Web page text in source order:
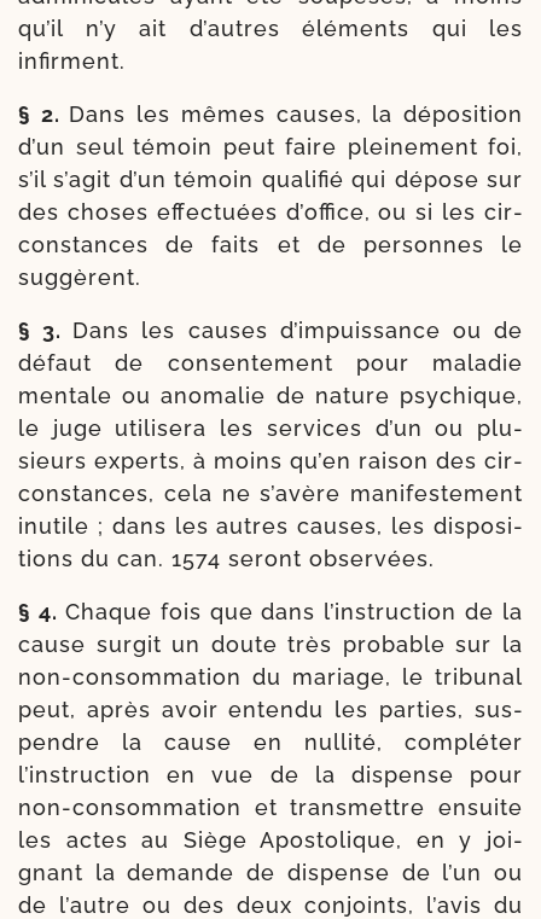
qu’il n’y ait d’autres élé­ments qui les
infirment.
§ 2. Dans les mêmes causes, la dépo­si­tion
d’un seul témoin peut faire plei­ne­ment foi,
s’il s’agit d’un témoin qua­li­fié qui dépose sur
des choses effec­tuées d’of­fice, ou si les cir­
cons­tances de faits et de per­sonnes le
suggèrent.
§ 3. Dans les causes d’impuissance ou de
défaut de consen­te­ment pour mala­die
men­tale ou ano­ma­lie de nature psy­chique,
le juge uti­li­se­ra les ser­vices d’un ou plu­
sieurs experts, à moins qu’en rai­son des cir­
cons­tances, cela ne s’avère mani­fes­te­ment
inutile ; dans les autres causes, les dis­po­si­
tions du can. 1574 seront observées.
§ 4. Chaque fois que dans l’instruction de la
cause sur­git un doute très pro­bable sur la
non-​consommation du mariage, le tri­bu­nal
peut, après avoir enten­du les par­ties, sus­
pendre la cause en nul­li­té, com­plé­ter
l’instruction en vue de la dis­pense pour
non-​consommation et trans­mettre ensuite
les actes au Siège Apostolique, en y joi­
gnant la demande de dis­pense de l’un ou
de l’autre ou des deux conjoints, l’avis du